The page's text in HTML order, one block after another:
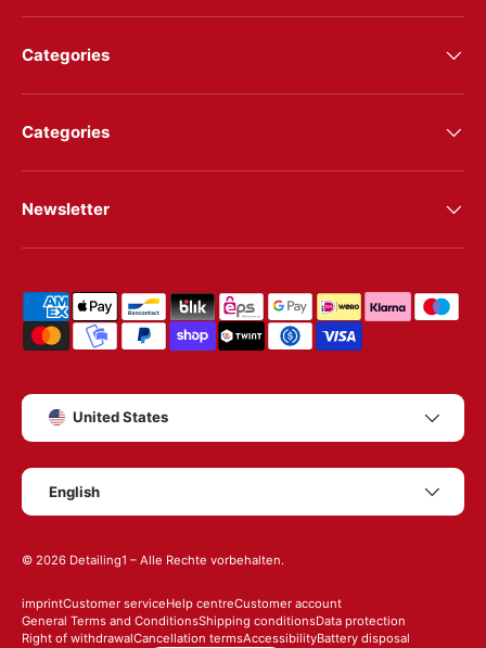
Categories
Categories
Newsletter
Shipping & payment methods
Country/Region
United States
Language
English
© 2026 Detailing1 – Alle Rechte vorbehalten.
imprintCustomer serviceHelp centreCustomer account
General Terms and ConditionsShipping conditionsData protection
Right of withdrawalCancellation termsAccessibilityBattery disposal